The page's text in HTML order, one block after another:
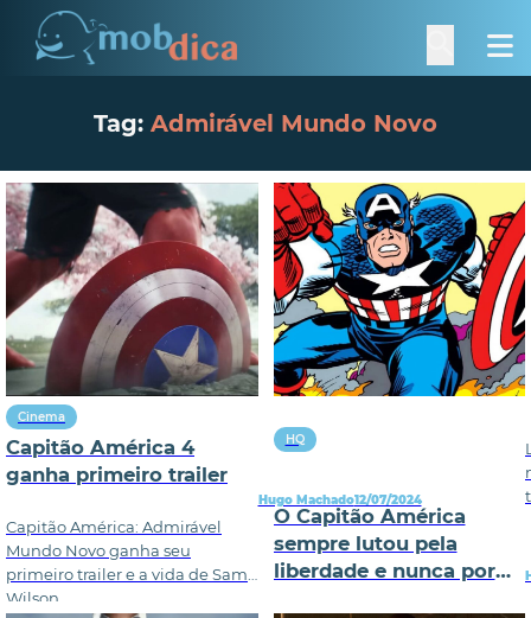
Tag: Admirável Mundo Novo
Cinema
Capitão América 4
ganha primeiro trailer
Capitão América: Admirável
Mundo Novo ganha seu
primeiro trailer e a vida de Sam
Wilson
Hugo Machado12/07/2024
HQ
O Capitão América
sempre lutou pela
liberdade e nunca por